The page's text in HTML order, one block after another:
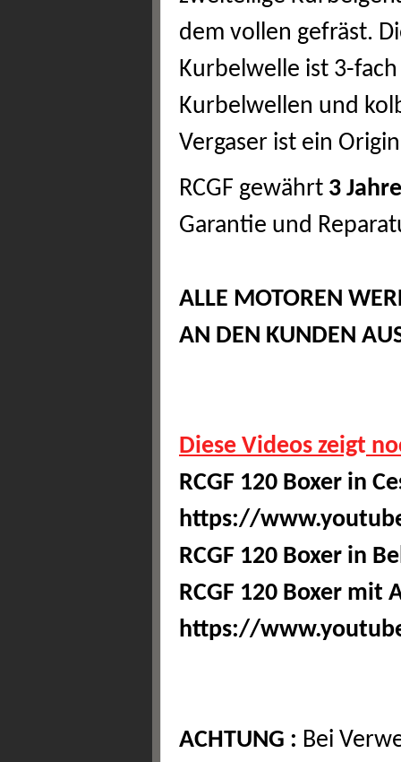
dem vollen gefräst.
Kurbelwelle ist 3-
Kurbelwellen und
Vergaser ist ein
RCGF gewährt 3
Garantie und
ALLE MOTOREN
AN DEN KUNDEN
Diese Videos zeigt
RCGF 120 Boxer in
https://
RCGF 120 Boxer in
RCGF 120 Boxer mit
https://
ACHTUNG : Bei